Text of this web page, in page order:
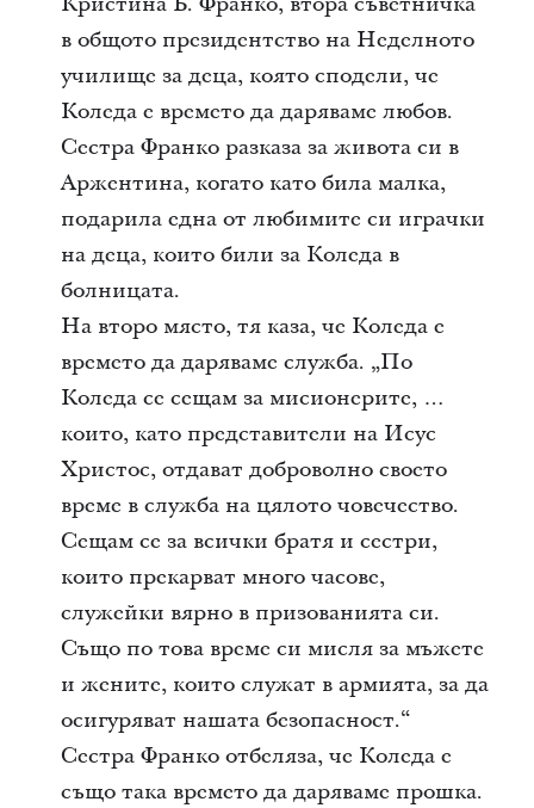
вобщото президентство на Неделното
училище за деца, която сподели, че
Коледа е времето да даряваме любов.
Сестра Франко разказа за живота си в
Аржентина, когато като била малка,
подарила една от любимите си играчки
на деца, които били за Коледа в
болницата.
На второ място, тя каза, че Коледа е
времето да даряваме служба. „По
Коледа се сещам за мисионерите, …
които, като представители на Исус
Христос, отдават доброволно своето
време в служба на цялото човечество.
Сещам се за всички братя и сестри,
които прекарват много часове,
служейки вярно в призованията си.
Също по това време си мисля за мъжете
и жените, които служат в армията, за да
осигуряват нашата безопасност.“
Сестра Франко отбеляза, че Коледа е
също така времето да даряваме прошка.